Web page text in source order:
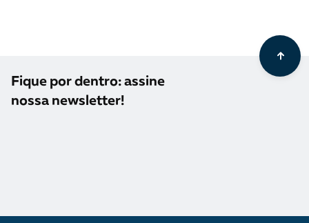
Fique por dentro: assine
nossa newsletter!